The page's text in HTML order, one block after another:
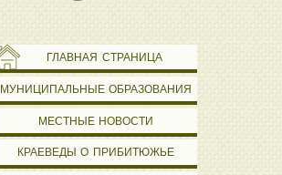
ГЛАВНАЯ СТРАНИЦА
МУНИЦИПАЛЬНЫЕ ОБРАЗОВАНИЯ
МЕСТНЫЕ НОВОСТИ
КРАЕВЕДЫ О ПРИБИТЮЖЬЕ